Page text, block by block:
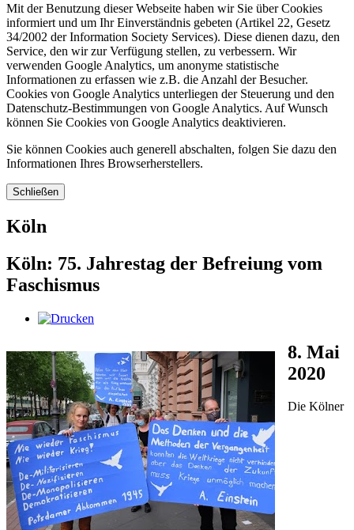
Mit der Benutzung dieser Webseite haben wir Sie über Cookies
informiert und um Ihr Einverständnis gebeten (Artikel 22, Gesetz
34/2002 der Information Society Services). Diese dienen dazu, den
Service, den wir zur Verfügung stellen, zu verbessern. Wir
verwenden Google Analytics, um anonyme statistische
Informationen zu erfassen wie z.B. die Anzahl der Besucher.
Cookies von Google Analytics unterliegen der Steuerung und den
Datenschutz-Bestimmungen von Google Analytics. Auf Wunsch
können Sie Cookies von Google Analytics deaktivieren.
Sie können Cookies auch generell abschalten, folgen Sie dazu den
Informationen Ihres Browserherstellers.
Schließen
Köln
Köln: 75. Jahrestag der Befreiung vom
Faschismus
8. Mai
2020
Die Kölner